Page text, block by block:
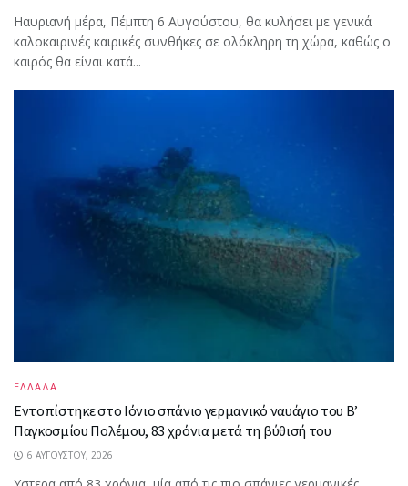
Ηαυριανή μέρα, Πέμπτη 6 Αυγούστου, θα κυλήσει με γενικά
καλοκαιρινές καιρικές συνθήκες σε ολόκληρη τη χώρα, καθώς ο
καιρός θα είναι κατά...
ΕΛΛΑΔΑ
Εντοπίστηκε στο Ιόνιο σπάνιο γερμανικό ναυάγιο του Β’
Παγκοσμίου Πολέμου, 83 χρόνια μετά τη βύθισή του
6 ΑΥΓΟΎΣΤΟΥ, 2026